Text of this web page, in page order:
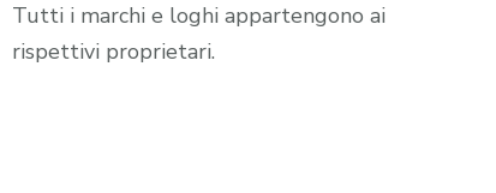
Tutti i marchi e loghi appartengono ai
rispettivi proprietari.